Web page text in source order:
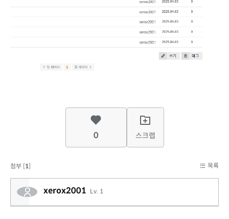
0 스크랩
첨부 [1] 목록
xerox2001 Lv. 1